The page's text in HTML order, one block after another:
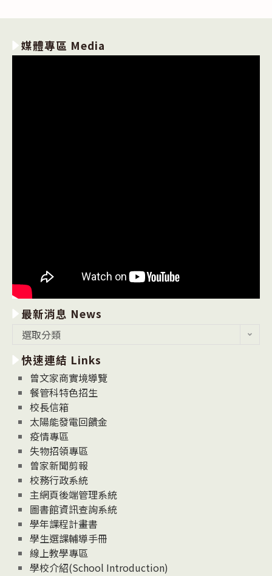
媒體專區 Media
最新消息 News
消
息
News
選取分類
快速連結 Links
曾文家商實境導覽
餐管科特色招生
校長信箱
太陽能發電回饋金
疫情專區
失物招領專區
曾家新聞剪報
校務行政系統
主網頁後端管理系統
圖書館資訊查詢系統
學年課程計畫書
學生選課輔導手冊
線上教學專區
學校介紹(School Introduction)